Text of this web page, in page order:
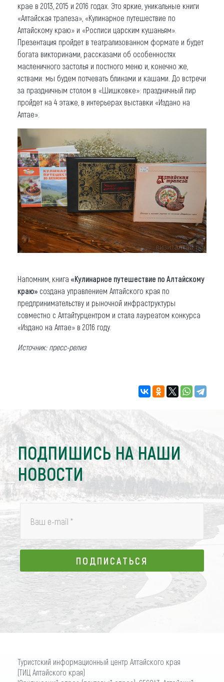
крае в 2013, 2015 и 2016 годах. Это яркие, уникальные книги
«Алтайская трапеза», «Кулинарное путешествие по
Алтайскому краю» и «Росписи царским кушаньям».
Презентация пройдет в театрализованном формате и будет
богата викторинами, рассказами об особенностях
масленичного застолья и постного меню и, конечно же,
яствами: мы будем потчевать блинами и кашами. До встречи
за праздничным столом в «Шишковке»: праздничный пир
пройдет на 4 этаже, в интерьерах выставки «Издано на
Алтае».
Напомним, книга «Кулинарное путешествие по Алтайскому
краю» создана управлением Алтайского края по
предпринимательству и рыночной инфраструктуры
совместно с Алтайтурцентром и стала лауреатом конкурса
«Издано на Алтае» в 2016 году.
Источник: пресс-релиз
ПОДПИШИСЬ НА НАШИ
НОВОСТИ
Ваш e-mail *
ПОДПИСАТЬСЯ
ПОДПИСАТЬСЯ
Туристский информационный центр Алтайского края
(ТИЦ Алтайского края)